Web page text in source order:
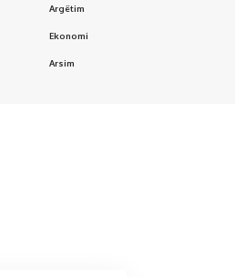
Argëtim
Ekonomi
Arsim